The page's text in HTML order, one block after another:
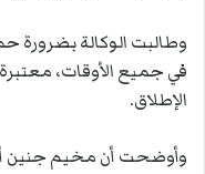
وطالبت الوكالة بضرورة
في جميع الأوقات،
الإطلاق.
وأوضحت أن مخيم جنين